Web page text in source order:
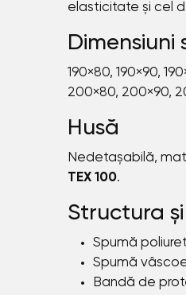
elasticitate și cel
190×80, 190×90,
200×80, 200×90,
Husă
Nedetașabilă,
TEX 100.
Structura
Spumă
Spumă
Bandă de